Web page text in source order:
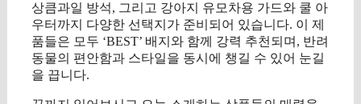
상큼과일 방석, 그리고 강아지 유모차용 가드와 쿨 아
우터까지 다양한 선택지가 준비되어 있습니다. 이 제
품들은 모두 ‘BEST’ 배지와 함께 강력 추천되며, 반려
동물의 편안함과 스타일을 동시에 챙길 수 있어 눈길
을 끕니다.